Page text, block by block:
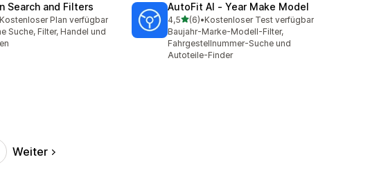
Search and Filters
insgesamt
Kostenloser Plan verfügbar
Suche, Filter, Handel und
AutoFit AI ‑ Year Make Model
4,5von 5 Sternen
(6)
6 Rezensionen insgesamt
•Kostenloser Test verfügbar
Baujahr-Marke-Modell-Filter,
Fahrgestellnummer-Suche und
Autoteile-Finder
Weiter